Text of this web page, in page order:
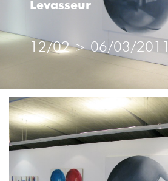
Levasseur
12/02 > 06/03/2011